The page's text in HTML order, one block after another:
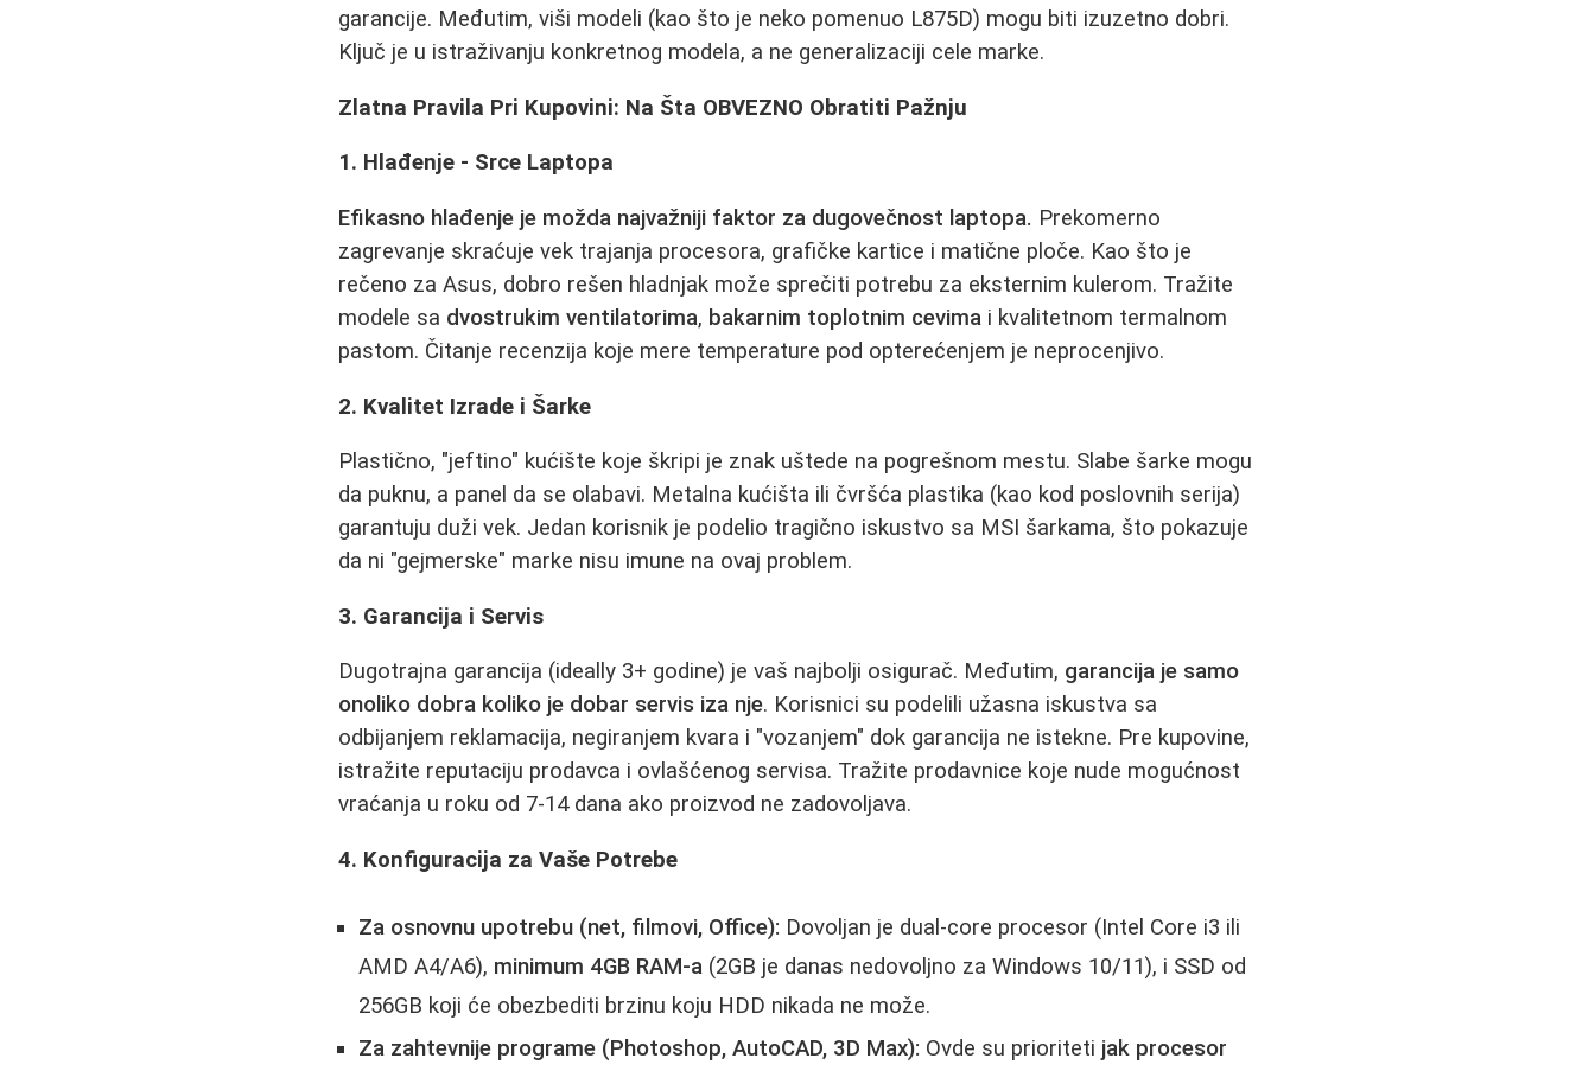
garancije. Međutim, viši modeli (kao što je neko pomenuo L875D) mogu biti izuzetno dobri.
Ključ je u istraživanju konkretnog modela, a ne generalizaciji cele marke.
Zlatna Pravila Pri Kupovini: Na Šta OBVEZNO Obratiti Pažnju
1. Hlađenje - Srce Laptopa
Efikasno hlađenje je možda najvažniji faktor za dugovečnost laptopa. Prekomerno
zagrevanje skraćuje vek trajanja procesora, grafičke kartice i matične ploče. Kao što je
rečeno za Asus, dobro rešen hladnjak može sprečiti potrebu za eksternim kulerom. Tražite
modele sa dvostrukim ventilatorima, bakarnim toplotnim cevima i kvalitetnom termalnom
pastom. Čitanje recenzija koje mere temperature pod opterećenjem je neprocenjivo.
2. Kvalitet Izrade i Šarke
Plastično, "jeftino" kućište koje škripi je znak uštede na pogrešnom mestu. Slabe šarke mogu
da puknu, a panel da se olabavi. Metalna kućišta ili čvršća plastika (kao kod poslovnih serija)
garantuju duži vek. Jedan korisnik je podelio tragično iskustvo sa MSI šarkama, što pokazuje
da ni "gejmerske" marke nisu imune na ovaj problem.
3. Garancija i Servis
Dugotrajna garancija (ideally 3+ godine) je vaš najbolji osigurač. Međutim, garancija je samo
onoliko dobra koliko je dobar servis iza nje. Korisnici su podelili užasna iskustva sa
odbijanjem reklamacija, negiranjem kvara i "vozanjem" dok garancija ne istekne. Pre kupovine,
istražite reputaciju prodavca i ovlašćenog servisa. Tražite prodavnice koje nude mogućnost
vraćanja u roku od 7-14 dana ako proizvod ne zadovoljava.
4. Konfiguracija za Vaše Potrebe
Za osnovnu upotrebu (net, filmovi, Office): Dovoljan je dual-core procesor (Intel Core i3 ili
AMD A4/A6), minimum 4GB RAM-a (2GB je danas nedovoljno za Windows 10/11), i SSD od
256GB koji će obezbediti brzinu koju HDD nikada ne može.
Za zahtevnije programe (Photoshop, AutoCAD, 3D Max): Ovde su prioriteti jak procesor